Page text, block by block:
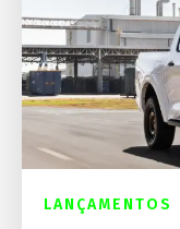
LANÇAMENTOS